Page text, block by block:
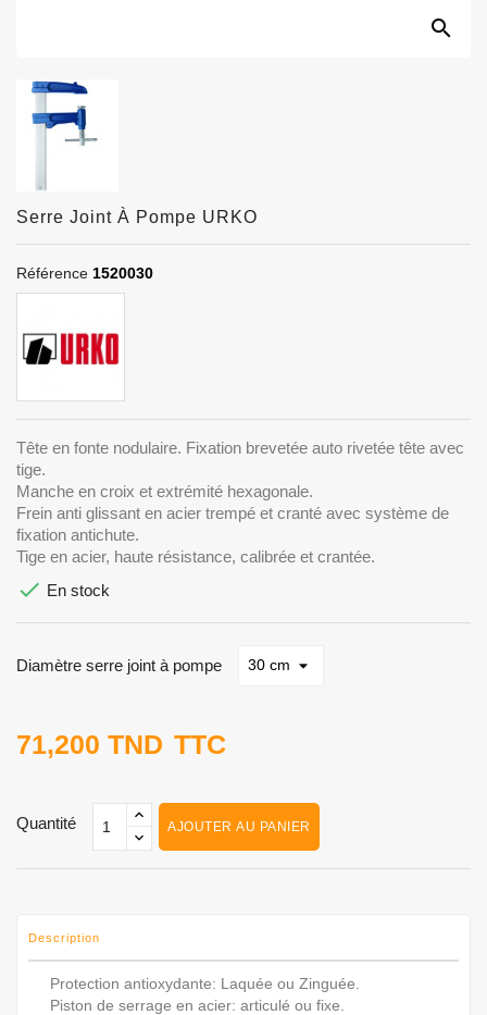
search
Serre Joint À Pompe URKO
Référence 1520030
Tête en fonte nodulaire. Fixation brevetée auto rivetée tête avec
tige.
Manche en croix et extrémité hexagonale.
Frein anti glissant en acier trempé et cranté avec système de
fixation antichute.
Tige en acier, haute résistance, calibrée et crantée.
 En stock
Diamètre serre joint à pompe
71,200 TND TTC
Quantité AJOUTER AU PANIER
Description
Protection antioxydante: Laquée ou Zinguée.
Piston de serrage en acier: articulé ou fixe.